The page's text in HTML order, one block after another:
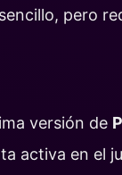
pero
versión de
activa en el